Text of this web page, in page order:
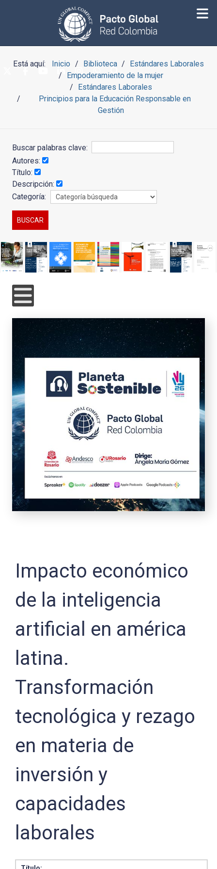
Está aquí: Inicio Biblioteca
Estándares Laborales
Empoderamiento de la mujer
Estándares Laborales
Principios para la Educación Responsable en
Gestión
Buscar palabras clave:
Autores:
Título:
Descripción:
Categoría:
Impacto económico
de la inteligencia
artificial en américa
latina.
Transformación
tecnológica y rezago
en materia de
inversión y
capacidades
laborales